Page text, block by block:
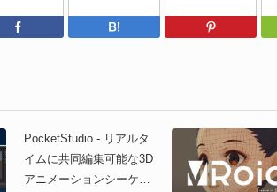
Twitter Facebook はてなブッ
PocketStudio - リアルタ
イムに共同編集可能な3D
アニメーションシーケン